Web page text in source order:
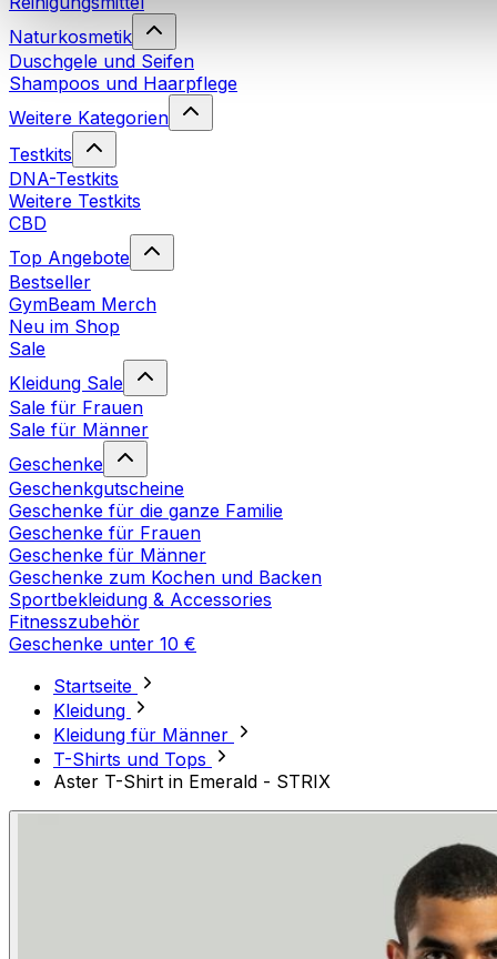
Naturkosmetik
Duschgele und Seifen
Shampoos und Haarpflege
Weitere Kategorien
Testkits
DNA-Testkits
Weitere Testkits
CBD
Top Angebote
Bestseller
GymBeam Merch
Neu im Shop
Sale
Kleidung Sale
Sale für Frauen
Sale für Männer
Geschenke
Geschenkgutscheine
Geschenke für die ganze Familie
Geschenke für Frauen
Geschenke für Männer
Geschenke zum Kochen und Backen
Sportbekleidung & Accessories
Fitnesszubehör
Geschenke unter 10 €
Startseite
Kleidung
Kleidung für Männer
T-Shirts und Tops
Aster T-Shirt in Emerald - STRIX